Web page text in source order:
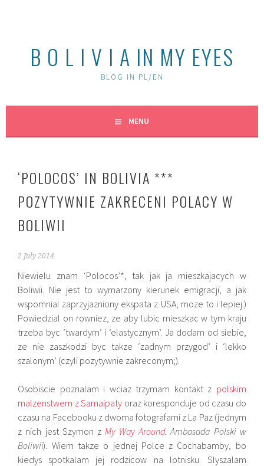
B O L I V I A IN MY EYES
BLOG IN PL/EN
MENU
‘POLOCOS’ IN BOLIVIA ***
POZYTYWNIE ZAKRECENI POLACY W
BOLIWII
2 July 2014
Niewielu znam ‘Polocos’*, tak jak ja mieszkajacych w
Boliwii. Nie jest to wymarzony kierunek emigracji, a jak
wspomnial zaprzyjazniony ekspata z USA, moze to i lepiej:)
Powiedzial on rowniez, ze aby lubic mieszkac w tym kraju
trzeba byc ‘twardym’ i ‘elastycznym’. Ja dodam od siebie,
ze nie zaszkodzi byc takze ‘zadnym przygod’ i ‘lekko
szalonym’ (czyli pozytywnie zakreconym;).
Osobiscie poznalam i wciaz trzymam kontakt z polskim
malzenstwem z Samaipaty oraz koresponduje od czasu do
czasu na Facebooku z dwoma fotografami z La Paz (jednym
z nich jest Szymon z My Way Around. Ambasada Polski w
Boliwii). Wiem takze o jednej Polce z Cochabamby, bo
kiedys spotkalam jej rodzicow na lotnisku. Slyszalam